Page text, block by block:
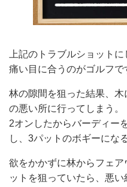
上記のトラブルショット
痛い目に合うのがゴルフで
林の隙間を狙った結果、
の悪い所に行ってしまう。
2オンしたからバーディー
し、3パットのボギーになる
欲をかかずに林からフェ
ットを狙っていたら、悪